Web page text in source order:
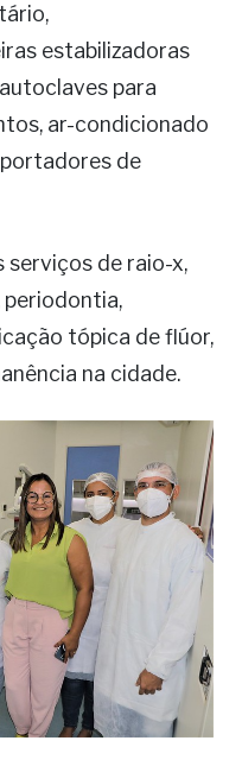
estabilizadoras
para
ar-condicionado
de
serviços de raio-x,
tópica de flúor,
na cidade.